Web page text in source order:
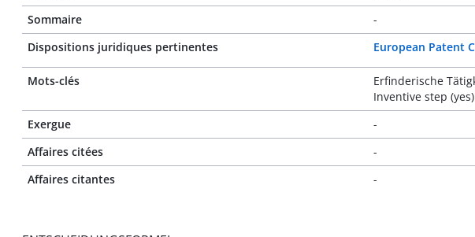
Sommaire
-
Dispositions juridiques pertinentes
European Patent
Mots-clés
Erfinderische
Inventive step (yes)
Exergue
-
Affaires citées
-
Affaires citantes
-